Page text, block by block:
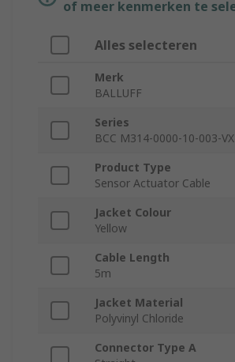
of meer kenmerken te
Alles selecteren
Merk
BALLUFF
Series
BCC M314-0000-10-003-
Product Type
Sensor Actuator Cable
Jacket Colour
Yellow
Cable Length
5m
Jacket Material
Polyvinyl Chloride
Connector Type A